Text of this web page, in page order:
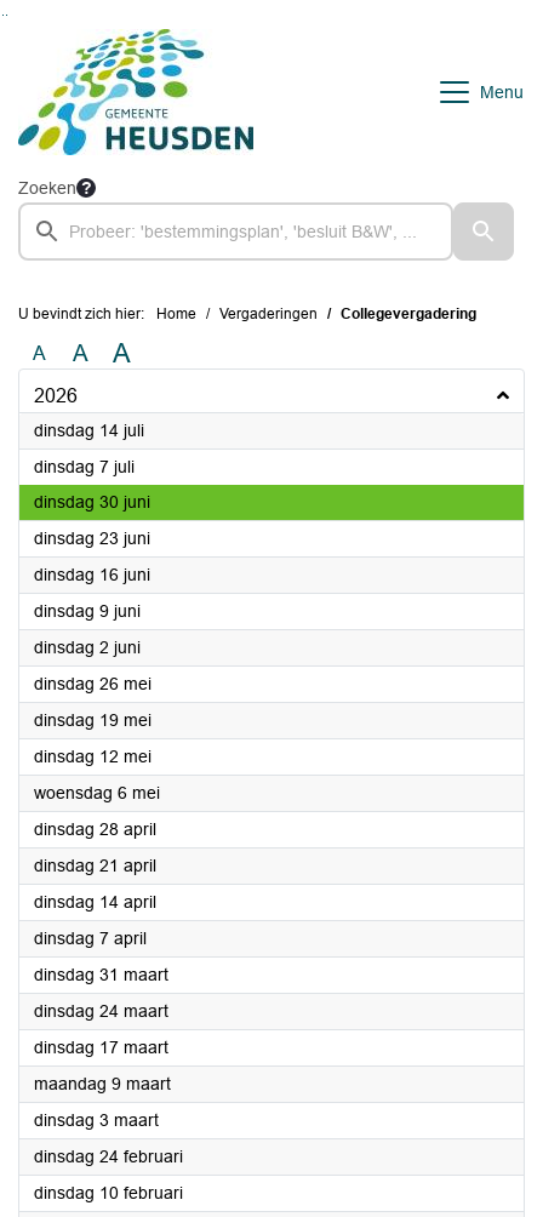
Ga naar de inhoud van deze pagina
Ga naar het zoeken
Ga naar het menu
Menu
Zoeken
U bevindt zich hier: Home Vergaderingen Collegevergadering
A A A
2026
dinsdag 14 juli2026
dinsdag 7 juli2026
dinsdag 30 juni2026
dinsdag 23 juni2026
dinsdag 16 juni2026
dinsdag 9 juni2026
dinsdag 2 juni2026
dinsdag 26 mei2026
dinsdag 19 mei2026
dinsdag 12 mei2026
woensdag 6 mei2026
dinsdag 28 april2026
dinsdag 21 april2026
dinsdag 14 april2026
dinsdag 7 april2026
dinsdag 31 maart2026
dinsdag 24 maart2026
dinsdag 17 maart2026
maandag 9 maart2026
dinsdag 3 maart2026
dinsdag 24 februari2026
dinsdag 10 februari2026